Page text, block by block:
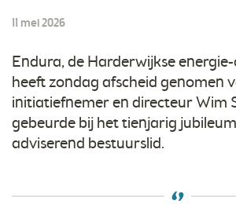
11 mei 2026
Endura, de Harderwijkse
heeft zondag afscheid genomen
initiatiefnemer en directeur Wim
gebeurde bij het tienjarig
adviserend bestuurslid.